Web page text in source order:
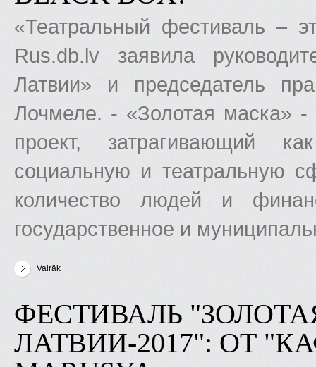
«Театральный фестиваль –
Rus.db.lv заявила
Латвии» и председатель
Лочмеле. - «Золотая маска»
проект, затрагивающий
социальную и театральную
количество людей и
государственное и
Vairāk
ФЕСТИВАЛЬ
ЛАТВИИ-2017": ОТ